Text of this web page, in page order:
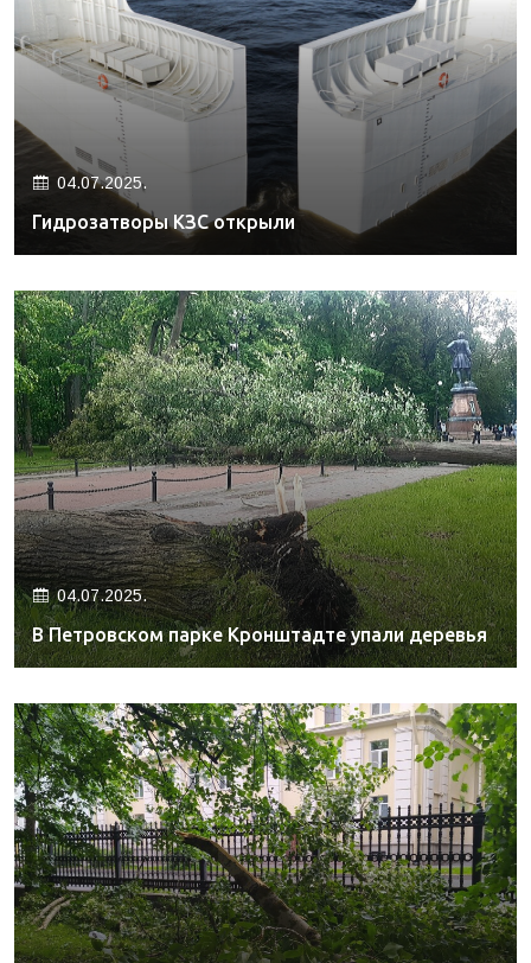
04.07.2025.
Гидрозатворы КЗС открыли
04.07.2025.
В Петровском парке Кронштадте упали деревья